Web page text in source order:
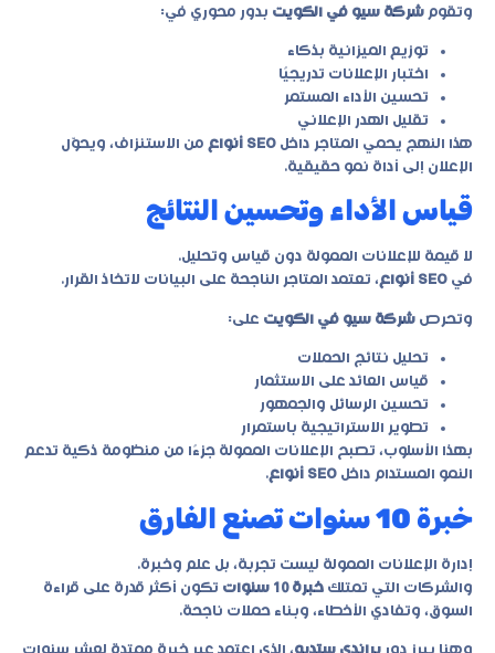
وتقوم شركة سيو في الكويت بدور محوري في:
توزيع الميزانية بذكاء
اختبار الإعلانات تدريجيًا
تحسين الأداء المستمر
تقليل الهدر الإعلاني
هذا النهج يحمي المتاجر داخل SEO أنواع
من الاستنزاف، ويحوّل
الإعلان إلى أداة نمو حقيقية.
قياس الأداء وتحسين النتائج
لا قيمة للإعلانات الممولة دون قياس وتحليل.
في SEO أنواع ، تعتمد المتاجر الناجحة على البيانات لاتخاذ القرار.
وتحرص شركة سيو في الكويت على:
تحليل نتائج الحملات
قياس العائد على الاستثمار
تحسين الرسائل والجمهور
تطوير الاستراتيجية باستمرار
بهذا الأسلوب، تصبح الإعلانات الممولة جزءًا من منظومة ذكية تدعم
النمو المستدام داخل SEO أنواع .
خبرة 10 سنوات تصنع الفارق
إدارة الإعلانات الممولة ليست تجربة، بل علم وخبرة.
والشركات التي تمتلك خبرة 10 سنوات
تكون أكثر قدرة على قراءة
السوق، وتفادي الأخطاء، وبناء حملات ناجحة.